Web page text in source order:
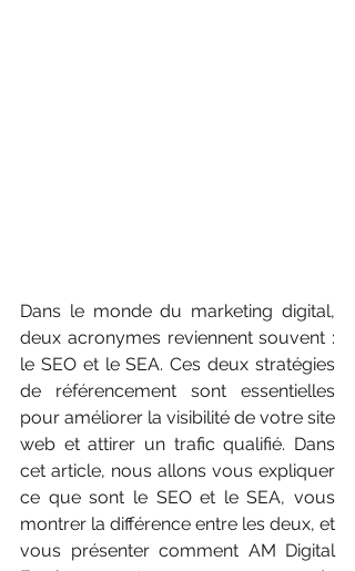
Dans le monde du marketing digital,
deux acronymes reviennent souvent :
le SEO et le SEA. Ces deux stratégies
de référencement sont essentielles
pour améliorer la visibilité de votre site
web et attirer un trafic qualifié. Dans
cet article, nous allons vous expliquer
ce que sont le SEO et le SEA, vous
montrer la différence entre les deux, et
vous présenter comment AM Digital